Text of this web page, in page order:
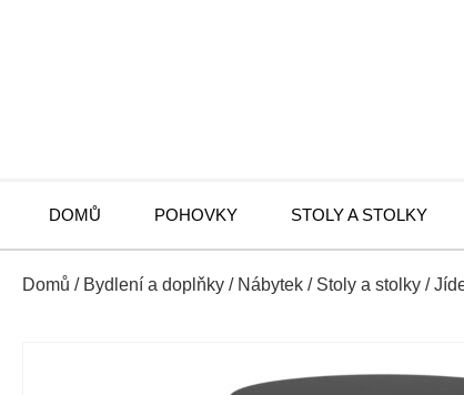
DOMŮ POHOVKY STOLY A STOLKY
Domů / Bydlení a doplňky / Nábytek / Stoly a stolky /